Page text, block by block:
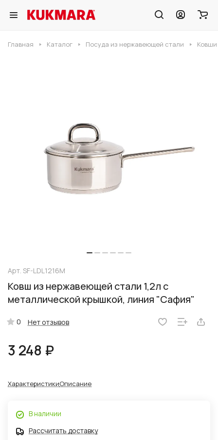
Главная Каталог Посуда из нержавеющей стали
Арт. SF-LDL1216M
Ковш из нержавеющей стали 1,2л с
металлической крышкой, линия "Сафия"
0 Нет отзывов
3 248 ₽
ХарактеристикиОписание
В наличии
Рассчитать доставку